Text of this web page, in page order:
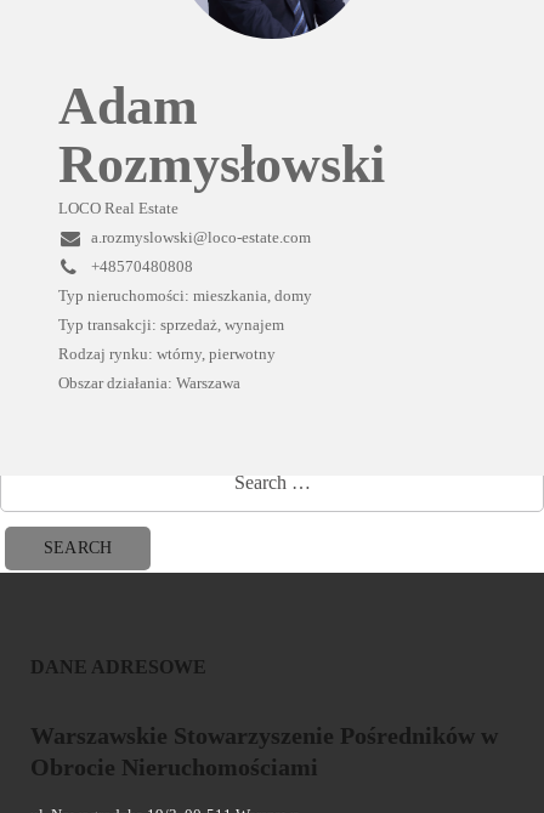
Adam
Rozmysłowski
LOCO Real Estate
a.rozmyslowski@loco-estate.com
+48570480808
Typ nieruchomości: mieszkania, domy
Typ transakcji: sprzedaż, wynajem
Rodzaj rynku: wtórny, pierwotny
Obszar działania: Warszawa
DANE ADRESOWE
Warszawskie Stowarzyszenie Pośredników w
Obrocie Nieruchomościami